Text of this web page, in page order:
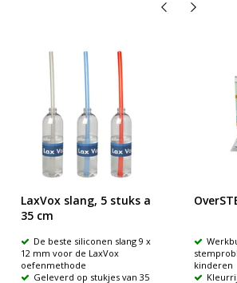
LaxVox slang, 5 stuks a
35 cm
De beste siliconen slang 9 x
12 mm voor de LaxVox
oefenmethode
Geleverd op stukjes van 35
kinderen